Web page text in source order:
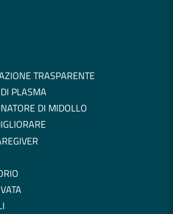
TRASPARENTE
PLASMA
DI MIDOLLO